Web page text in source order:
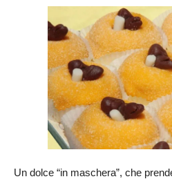
Un dolce “in maschera”, che